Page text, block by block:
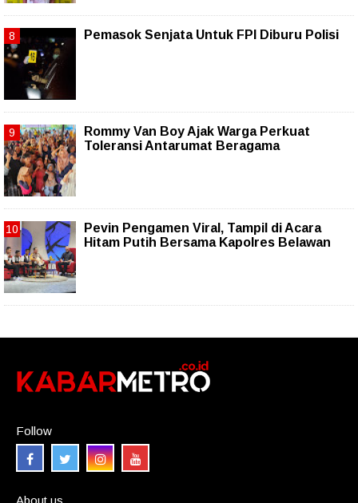
Pemasok Senjata Untuk FPI Diburu Polisi
Rommy Van Boy Ajak Warga Perkuat
Toleransi Antarumat Beragama
Pevin Pengamen Viral, Tampil di Acara
Hitam Putih Bersama Kapolres Belawan
Follow